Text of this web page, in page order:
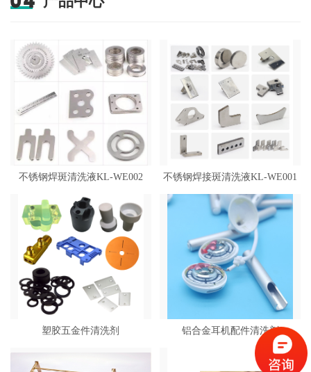
不锈钢焊斑清洗液KL-WE002 不锈钢焊接斑清洗液KL-WE001
塑胶五金件清洗剂 铝合金耳机配件清洗剂